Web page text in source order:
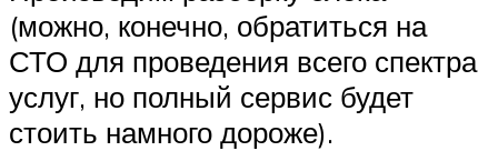
(можно, конечно, обратиться на
СТО для проведения всего спектра
услуг, но полный сервис будет
стоить намного дороже).